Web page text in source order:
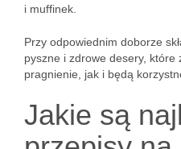
i muffinek.
Przy odpowiednim doborze
pyszne i zdrowe desery, które
pragnienie, jak i będą
Jakie są